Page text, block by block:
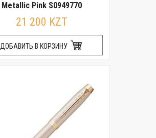
Metallic Pink S0949770
21 200 KZT
ДОБАВИТЬ В КОРЗИНУ